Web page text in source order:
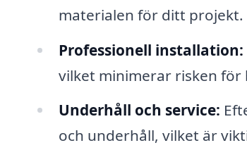
materialen för ditt projekt.
Professionell installation:
vilket minimerar risken för
Underhåll och service:
och underhåll, vilket är